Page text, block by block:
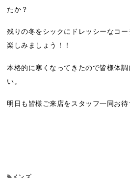
たか？
残りの冬をシックにドレッシーなコ
楽しみましょう！！
本格的に寒くなってきたので皆様体
い。
明日も皆様ご来店をスタッフ一同お待